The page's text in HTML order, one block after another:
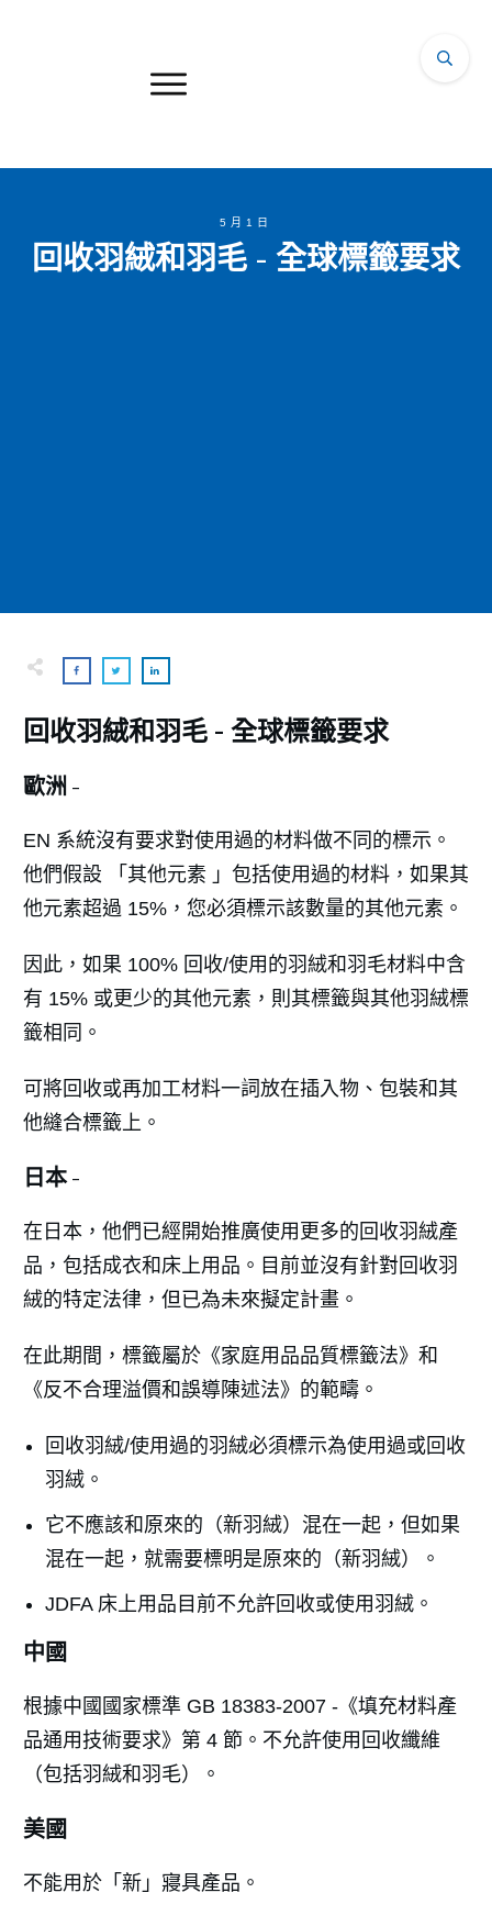
5月1日
回收羽絨和羽毛 - 全球標籤要求
回收羽絨和羽毛 - 全球標籤要求
歐洲 -
EN 系統沒有要求對使用過的材料做不同的標示。
他們假設 「其他元素 」包括使用過的材料，如果其
他元素超過 15%，您必須標示該數量的其他元素。
因此，如果 100% 回收/使用的羽絨和羽毛材料中含
有 15% 或更少的其他元素，則其標籤與其他羽絨標
籤相同。
可將回收或再加工材料一詞放在插入物、包裝和其
他縫合標籤上。
日本 -
在日本，他們已經開始推廣使用更多的回收羽絨產
品，包括成衣和床上用品。目前並沒有針對回收羽
絨的特定法律，但已為未來擬定計畫。
在此期間，標籤屬於《家庭用品品質標籤法》和
《反不合理溢價和誤導陳述法》的範疇。
回收羽絨/使用過的羽絨必須標示為使用過或回收
羽絨。
它不應該和原來的（新羽絨）混在一起，但如果
混在一起，就需要標明是原來的（新羽絨）。
JDFA 床上用品目前不允許回收或使用羽絨。
中國
根據中國國家標準 GB 18383-2007 -《填充材料產
品通用技術要求》第 4 節。不允許使用回收纖維
（包括羽絨和羽毛）。
美國
不能用於「新」寢具產品。